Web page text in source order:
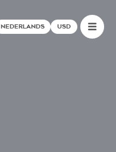
NEDERLANDS USD